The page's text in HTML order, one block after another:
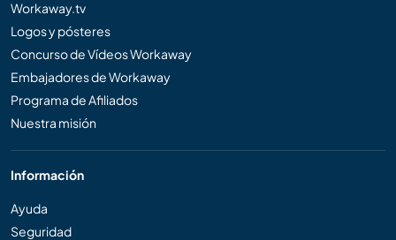
Workaway.tv
Logos y pósteres
Concurso de Vídeos Workaway
Embajadores de Workaway
Programa de Afiliados
Nuestra misión
Información
Ayuda
Seguridad